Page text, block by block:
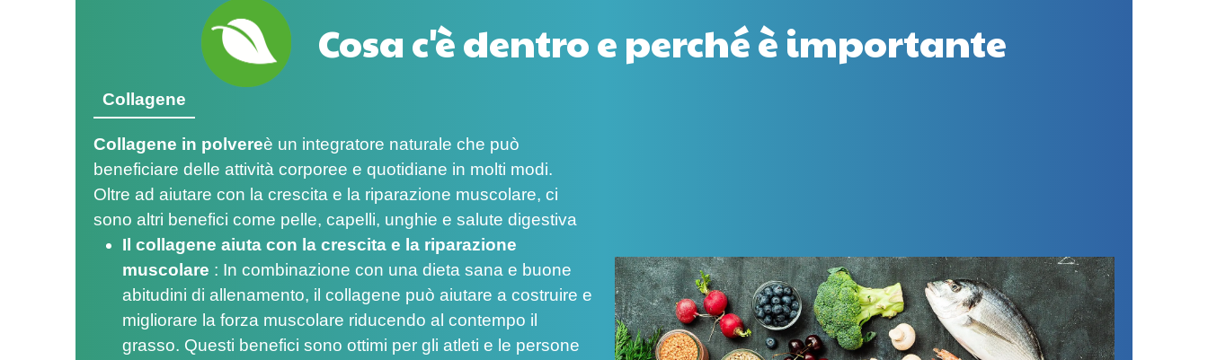
Cosa c'è dentro e perché è importante
Collagene
Collagene in polvereè un integratore naturale che può
beneficiare delle attività corporee e quotidiane in molti modi.
Oltre ad aiutare con la crescita e la riparazione muscolare, ci
sono altri benefici come pelle, capelli, unghie e salute digestiva
Il collagene aiuta con la crescita e la riparazione
muscolare : In combinazione con una dieta sana e buone
abitudini di allenamento, il collagene può aiutare a costruire e
migliorare la forza muscolare riducendo al contempo il
grasso. Questi benefici sono ottimi per gli atleti e le persone